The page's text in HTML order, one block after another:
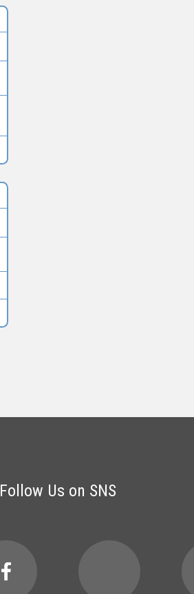
Follow Us on SNS